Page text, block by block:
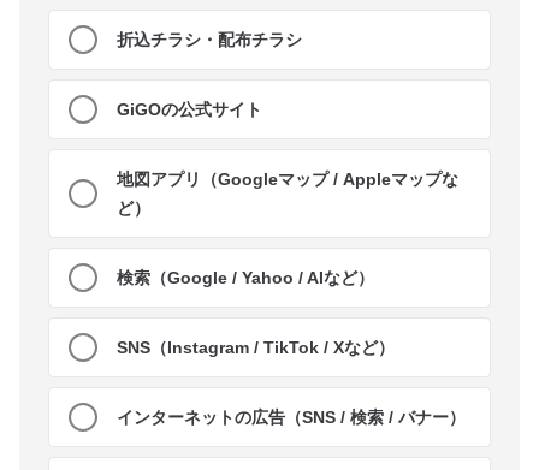
折込チラシ・配布チラシ
GiGOの公式サイト
地図アプリ（Googleマップ / Appleマップな
ど）
検索（Google / Yahoo / AIなど）
SNS（Instagram / TikTok / Xなど）
インターネットの広告（SNS / 検索 / バナー）